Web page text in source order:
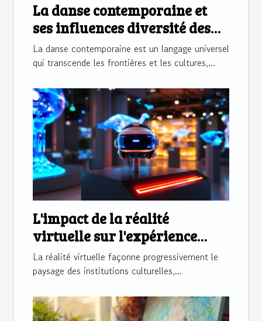
La danse contemporaine et
ses influences diversité des
expressions corporelles
modernes
La danse contemporaine est un langage universel
qui transcende les frontières et les cultures,...
L'impact de la réalité
virtuelle sur l'expérience
muséale du futur comment
les musées se transforment
La réalité virtuelle façonne progressivement le
paysage des institutions culturelles,...